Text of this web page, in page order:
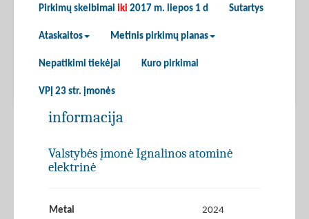
Pirkimų skelbimai iki 2017 m. liepos 1 d Sutartys
Ataskaitos Metinis pirkimų planas
Nepatikimi tiekėjai Kuro pirkimai
VPĮ 23 str. įmonės
informacija
Valstybės įmonė Ignalinos atominė
elektrinė
Metai 2024